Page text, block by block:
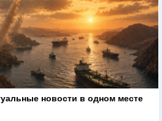
новости в одном месте